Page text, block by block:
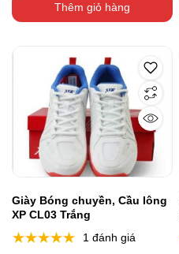
Thêm giỏ hàng
Giày Bóng chuyền, Cầu lông
XP CL03 Trắng
1 đánh giá